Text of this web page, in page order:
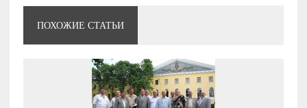
ПОХОЖИЕ СТАТЬИ